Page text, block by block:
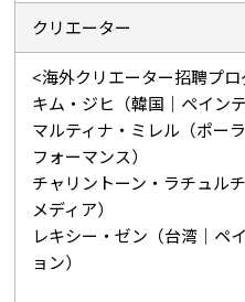
クリエーター
<海外クリエーター招聘プロ
キム・ジヒ（韓国｜ペイン
マルティナ・ミレル（ポー
フォーマンス）
チャリントーン・ラチュル
メディア）
レキシー・ゼン（台湾｜ペ
ョン）